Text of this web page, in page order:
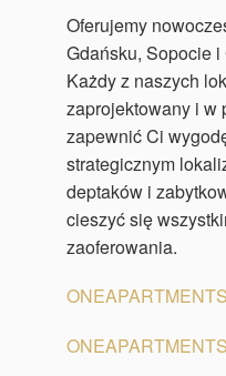
Oferujemy
Gdańsku, Sopocie
Każdy z naszych
zaprojektowany i w
zapewnić Ci
strategicznym
deptaków i
cieszyć się
zaoferowania.